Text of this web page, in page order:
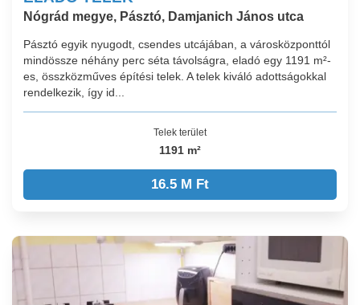
Nógrád megye, Pásztó, Damjanich János utca
Pásztó egyik nyugodt, csendes utcájában, a városközponttól
mindössze néhány perc séta távolságra, eladó egy 1191 m²-
es, összközműves építési telek. A telek kiváló adottságokkal
rendelkezik, így id...
Telek terület
1191 m²
16.5 M Ft